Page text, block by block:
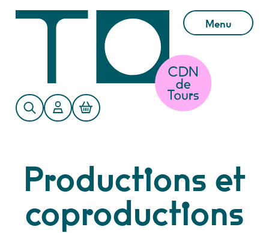
Menu
Productions et
coproductions